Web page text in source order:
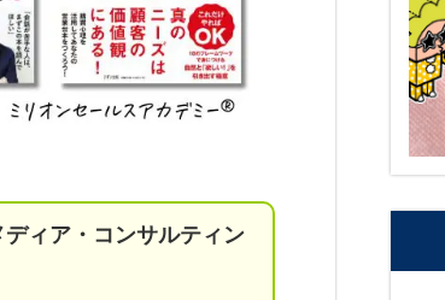
ィア・コンサルティン